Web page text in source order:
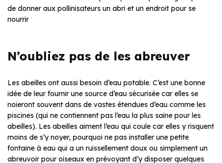
de donner aux pollinisateurs un abri et un endroit pour se
nourrir
N’oubliez pas de les abreuver
Les abeilles ont aussi besoin d’eau potable. C’est une bonne
idée de leur fournir une source d’eau sécurisée car elles se
noieront souvent dans de vastes étendues d’eau comme les
piscines (qui ne contiennent pas l’eau la plus saine pour les
abeilles). Les abeilles aiment l’eau qui coule car elles y risquent
moins de s’y noyer, pourquoi ne pas installer une petite
fontaine à eau qui a un ruissellement doux ou simplement un
abreuvoir pour oiseaux en prévoyant d’y disposer quelques